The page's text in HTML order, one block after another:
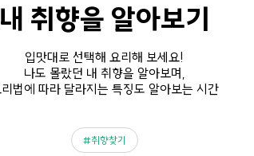
내 취향을 알아보기
입맛대로 선택해 요리해 보세요!
나도 몰랐던 내 취향을 알아보며,
법에 따라 달라지는 특징도 알아보는 시간
취향찾기